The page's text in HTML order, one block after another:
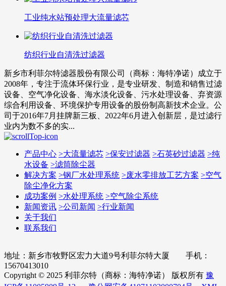
工业纯水站预处理大流量滤芯
纺织行业自清洗过滤器
新乡市利菲尔特滤器股份有限公司（商标：海特净诺）成立于
2008年，专注于流体环保行业，是专业研发、制造和销售过滤
设备、空气净化设备、海水淡化设备、污水处理设备、弃资源
综合利用设备、环境保护专用设备的股份制高新技术企业。公
司于2016年7月挂牌新三板、2022年6月进入创新层，是过滤行
业内为数不多的实...
产品中心 >大流量滤芯 >保安过滤器 >石英砂过滤器 >纯
水设备 >滤筒除尘器
解决方案 >钢厂水处理系统 >废水零排放工艺方案 >空气
除尘净化方案
成功案例 >水处理系统 >空气除尘系统
新闻资讯 >公司新闻 >行业新闻
关于我们
联系我们
地址：新乡市牧野区宏力大道9号利菲尔特大厦 手机：
15670413010
Copyright © 2025 利菲尔特（商标：海特净诺） 版权所有 豫